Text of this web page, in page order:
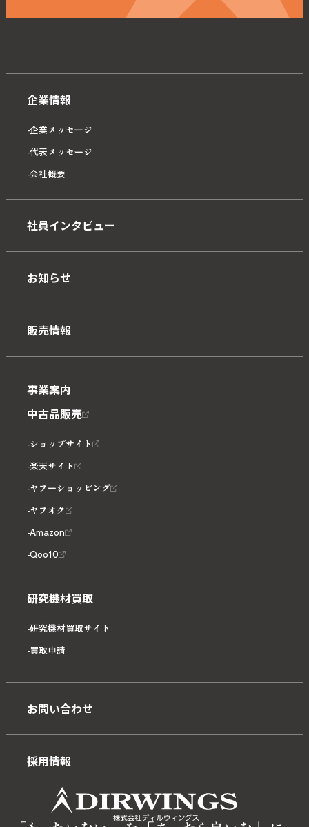
企業情報
企業メッセージ
代表メッセージ
会社概要
社員インタビュー
お知らせ
販売情報
事業案内
中古品販売
ショップサイト
楽天サイト
ヤフーショッピング
ヤフオク
Amazon
Qoo10
研究機材買取
研究機材買取サイト
買取申請
お問い合わせ
採用情報